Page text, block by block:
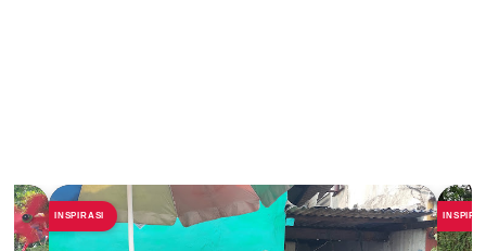
INSPIRASI